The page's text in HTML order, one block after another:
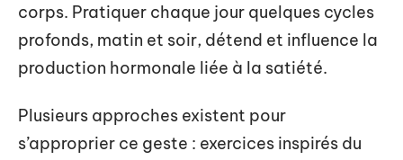
corps. Pratiquer chaque jour quelques cycles
profonds, matin et soir, détend et influence la
production hormonale liée à la satiété.
Plusieurs approches existent pour
s’approprier ce geste : exercices inspirés du